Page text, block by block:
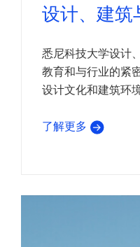
设计、建筑
悉尼科技大学设计
教育和与行业的紧
设计文化和建筑环
了解更多